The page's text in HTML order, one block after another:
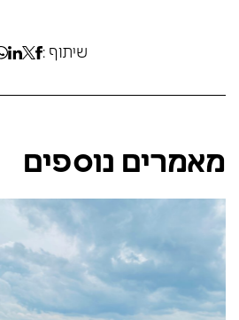
שיתוף :
מאמרים נוספים